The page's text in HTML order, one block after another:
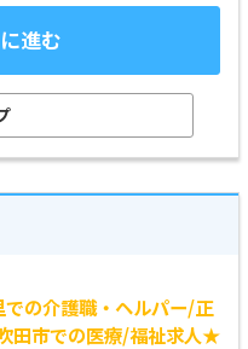
進む
の介護職・ヘルパー/正
田市での医療/福祉求人★